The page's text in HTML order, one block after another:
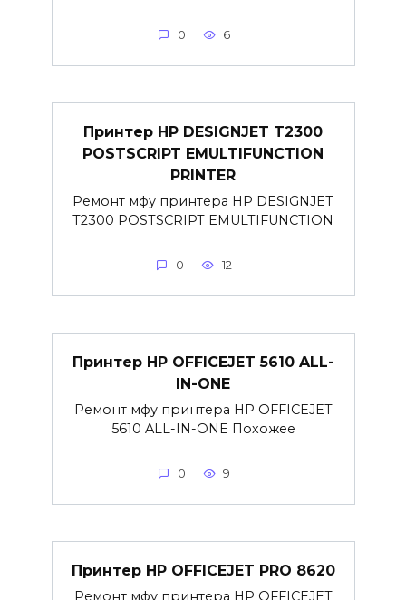
0 6
Принтер HP DESIGNJET T2300
POSTSCRIPT EMULTIFUNCTION
PRINTER
Ремонт мфу принтера HP DESIGNJET
T2300 POSTSCRIPT EMULTIFUNCTION
0 12
Принтер HP OFFICEJET 5610 ALL-
IN-ONE
Ремонт мфу принтера HP OFFICEJET
5610 ALL-IN-ONE Похожее
0 9
Принтер HP OFFICEJET PRO 8620
Ремонт мфу принтера HP OFFICEJET